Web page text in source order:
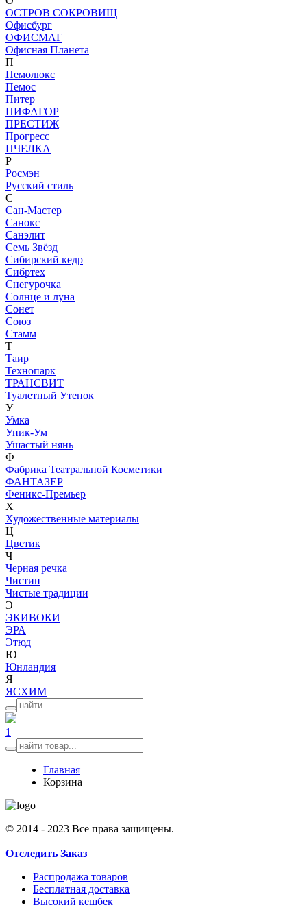
ОСТРОВ СОКРОВИЩ
Офисбург
ОФИСМАГ
Офисная Планета
П
Пемолюкс
Пемос
Питер
ПИФАГОР
ПРЕСТИЖ
Прогресс
ПЧЕЛКА
Р
Росмэн
Русский стиль
С
Сан-Мастер
Санокс
Санэлит
Семь Звёзд
Сибирский кедр
Сибртех
Снегурочка
Солнце и луна
Сонет
Союз
Стамм
Т
Таир
Технопарк
ТРАНСВИТ
Туалетный Утенок
У
Умка
Уник-Ум
Ушастый нянь
Ф
Фабрика Театральной Косметики
ФАНТАЗЕР
Феникс-Премьер
Х
Художественные материалы
Ц
Цветик
Ч
Черная речка
Чистин
Чистые традиции
Э
ЭКИВОКИ
ЭРА
Этюд
Ю
Юнландия
Я
ЯСХИМ
1
Главная
Корзина
© 2014 - 2023 Все права защищены.
Отследить Заказ
Распродажа товаров
Бесплатная доставка
Высокий кешбек